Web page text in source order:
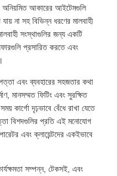
অনিয়মিত আকারের আইটেমগুলি
না সহ বিভিন্ন ধরণের মালবাহী
সংস্থাগুলির জন্য একটি
প্রসারিত করতে এবং
এবং ব্যবহারের সহজতার কথা
মানসম্মত ফিটিং এবং সুরক্ষিত
কার্গো দৃঢ়ভাবে বেঁধে রাখা যেতে
বিশদগুলির প্রতি এই মনোযোগ
এবং ক্লায়েন্টদের একইভাবে
সম্পন্ন, টেকসই, এবং